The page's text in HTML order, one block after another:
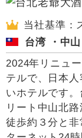
当社基準：
台湾 ・中山
2024年リニュ
テルで、日本
いホテルです
リート中山北
徒歩約３分と